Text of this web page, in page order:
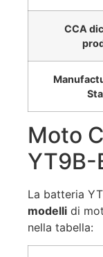
CCA
Moto
YT9B-
La batteria
modelli di
nella tabella: